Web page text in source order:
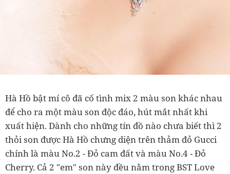
Hà Hồ bật mí cô đã cố tình mix 2 màu son khác nhau
để cho ra một màu son độc đáo, hút mắt nhất khi
xuất hiện. Dành cho những tín đồ nào chưa biết thì 2
thỏi son được Hà Hồ chưng diện trên thảm đỏ Gucci
chính là màu No.2 - Đỏ cam đất và màu No.4 - Đỏ
Cherry. Cả 2 "em" son này đều nằm trong BST Love